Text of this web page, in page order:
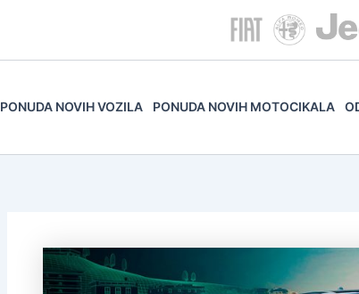
PONUDA NOVIH VOZILA PONUDA NOVIH MOTOCIKALA